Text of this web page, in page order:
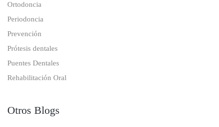
Ortodoncia
Periodoncia
Prevención
Prótesis dentales
Puentes Dentales
Rehabilitación Oral
Otros Blogs